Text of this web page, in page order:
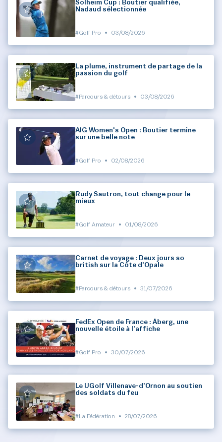
Solheim Cup : Boutier qualifiée,
Nadaud sélectionnée
#Golf Pro • 03/08/2026
La plume, instrument de partage de la
passion du golf
#Parcours & détours • 03/08/2026
AIG Women's Open : Boutier termine
sur une belle note
#Golf Pro • 02/08/2026
Rudy Sautron, tout change pour le
mieux
#Golf Amateur • 01/08/2026
Carnet de voyage : Deux jours so
british sur la Côte d'Opale
#Parcours & détours • 31/07/2026
FedEx Open de France : Åberg, une
nouvelle étoile à l'affiche
#Golf Pro • 30/07/2026
Le UGolf Villenave-d'Ornon au soutien
des soldats du feu
#La Fédération • 28/07/2026